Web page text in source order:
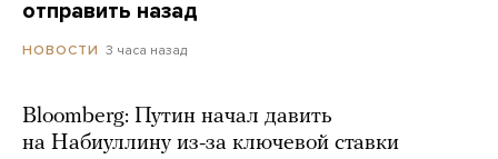
отправить назад
НОВОСТИ 3 часа назад
Bloomberg: Путин начал давить
на Набиуллину из-за ключевой ставки